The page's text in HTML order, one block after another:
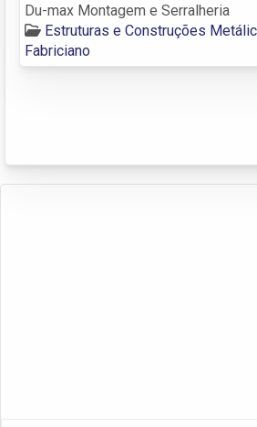
Du-max Montagem e Serralheria
Estruturas e Construções
Fabriciano